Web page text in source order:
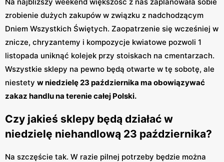
zrobienie dużych zakupów w związku z nadchodzącym
Dniem Wszystkich Świętych. Zaopatrzenie się wcześniej w
znicze, chryzantemy i kompozycje kwiatowe pozwoli 1
listopada uniknąć kolejek przy stoiskach na cmentarzach.
Wszystkie sklepy na pewno będą otwarte w tę sobotę, ale
niestety w niedzielę 23 października ma obowiązywać
zakaz handlu na terenie całej Polski.
Czy jakieś sklepy będą działać w
niedzielę niehandlową 23 października?
Na szczęście tak. W razie pilnej potrzeby będzie można